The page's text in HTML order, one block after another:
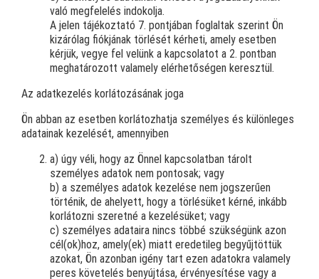
való megfelelés indokolja.
A jelen tájékoztató 7. pontjában foglaltak szerint Ön
kizárólag fiókjának törlését kérheti, amely esetben
kérjük, vegye fel velünk a kapcsolatot a 2. pontban
meghatározott valamely elérhetőségen keresztül.
Az adatkezelés korlátozásának joga
Ön abban az esetben korlátozhatja személyes és különleges
adatainak kezelését, amennyiben
a) úgy véli, hogy az Önnel kapcsolatban tárolt
személyes adatok nem pontosak; vagy
b) a személyes adatok kezelése nem jogszerűen
történik, de ahelyett, hogy a törlésüket kérné, inkább
korlátozni szeretné a kezelésüket; vagy
c) személyes adataira nincs többé szükségünk azon
cél(ok)hoz, amely(ek) miatt eredetileg begyűjtöttük
azokat, Ön azonban igény tart ezen adatokra valamely
peres követelés benyújtása, érvényesítése vagy a